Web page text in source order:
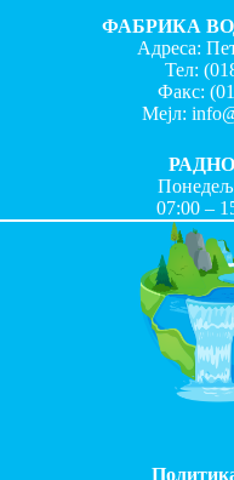
ФАБРИКА
Адреса:
Тел:
Факс:
Мејл:
07:00 –